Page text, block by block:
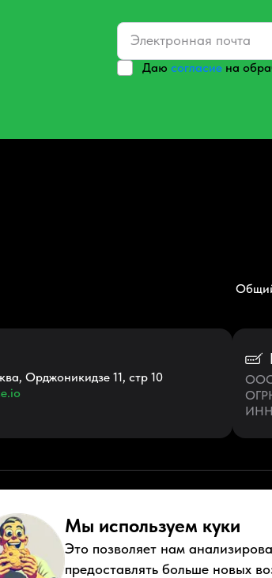
Даю согласие на
Орджоникидзе 11, стр 10
ООО
ИНН
Tiktok КонтактыПравовые документы
Мы используем куки
Это позволяет нам
предоставлять больше новых